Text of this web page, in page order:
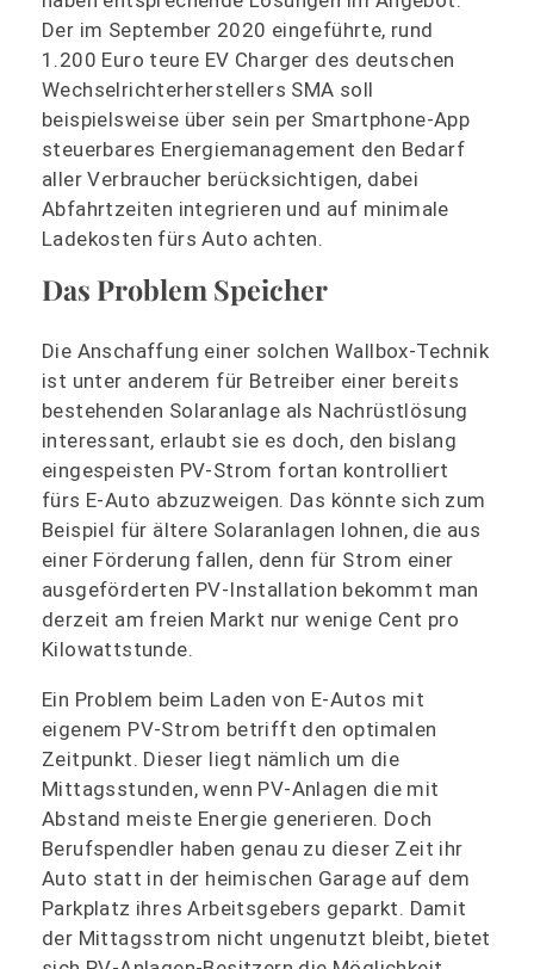
Der im September 2020 eingeführte, rund
1.200 Euro teure EV Charger des deutschen
Wechselrichterherstellers SMA soll
beispielsweise über sein per Smartphone-App
steuerbares Energiemanagement den Bedarf
aller Verbraucher berücksichtigen, dabei
Abfahrtzeiten integrieren und auf minimale
Ladekosten fürs Auto achten.
Das Problem Speicher
Die Anschaffung einer solchen Wallbox-Technik
ist unter anderem für Betreiber einer bereits
bestehenden Solaranlage als Nachrüstlösung
interessant, erlaubt sie es doch, den bislang
eingespeisten PV-Strom fortan kontrolliert
fürs E-Auto abzuzweigen. Das könnte sich zum
Beispiel für ältere Solaranlagen lohnen, die aus
einer Förderung fallen, denn für Strom einer
ausgeförderten PV-Installation bekommt man
derzeit am freien Markt nur wenige Cent pro
Kilowattstunde.
Ein Problem beim Laden von E-Autos mit
eigenem PV-Strom betrifft den optimalen
Zeitpunkt. Dieser liegt nämlich um die
Mittagsstunden, wenn PV-Anlagen die mit
Abstand meiste Energie generieren. Doch
Berufspendler haben genau zu dieser Zeit ihr
Auto statt in der heimischen Garage auf dem
Parkplatz ihres Arbeitsgebers geparkt. Damit
der Mittagsstrom nicht ungenutzt bleibt, bietet